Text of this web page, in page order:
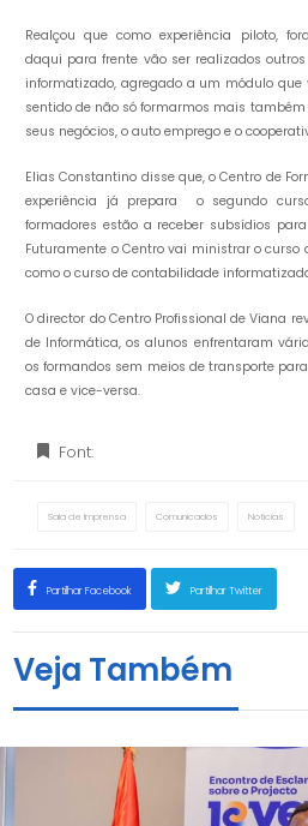
Realçou que como experiência piloto,
daqui para frente vão ser realizados
informatizado, agregado a um módulo que
sentido de não só formarmos mais
seus negócios, o auto emprego e o
Elias Constantino disse que, o Centro de
experiência já prepara o segundo
formadores estão a receber subsídios
Futuramente o Centro vai ministrar o curso
como o curso de contabilidade
O director do Centro Profissional de Viana
de Informática, os alunos enfrentaram
os formandos sem meios de transporte
casa e vice-versa.
Font:
Sala de Imprensa Comunicados Notícias
Partilhar Facebook Partilhar Twitter
Veja Também